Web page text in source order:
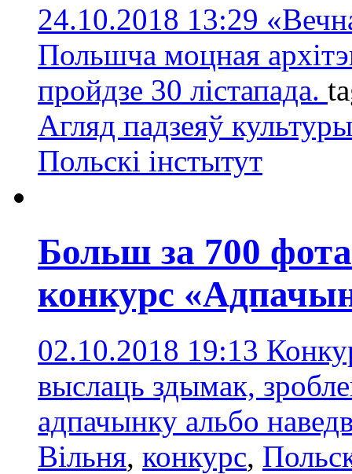
24.10.2018 13:29
Польшча моцная
пройдзе 30 лістапада.
Агляд падзеяў культуры
Польскі інстытут
Больш за 700
конкурс
02.10.2018 19:13
выслаць здымак,
адпачынку альбо
Вільня, конкурc,